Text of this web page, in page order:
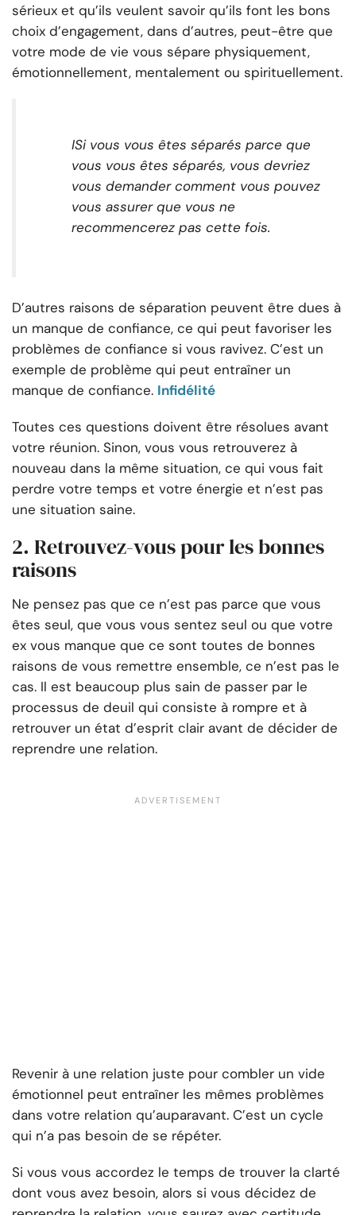
sérieux et qu’ils veulent savoir qu’ils font les bons
choix d’engagement, dans d’autres, peut-être que
votre mode de vie vous sépare physiquement,
émotionnellement, mentalement ou spirituellement.
ISi vous vous êtes séparés parce que
vous vous êtes séparés, vous devriez
vous demander comment vous pouvez
vous assurer que vous ne
recommencerez pas cette fois.
D’autres raisons de séparation peuvent être dues à
un manque de confiance, ce qui peut favoriser les
problèmes de confiance si vous ravivez. C’est un
exemple de problème qui peut entraîner un
manque de confiance. Infidélité
Toutes ces questions doivent être résolues avant
votre réunion. Sinon, vous vous retrouverez à
nouveau dans la même situation, ce qui vous fait
perdre votre temps et votre énergie et n’est pas
une situation saine.
2. Retrouvez-vous pour les bonnes
raisons
Ne pensez pas que ce n’est pas parce que vous
êtes seul, que vous vous sentez seul ou que votre
ex vous manque que ce sont toutes de bonnes
raisons de vous remettre ensemble, ce n’est pas le
cas. Il est beaucoup plus sain de passer par le
processus de deuil qui consiste à rompre et à
retrouver un état d’esprit clair avant de décider de
reprendre une relation.
Revenir à une relation juste pour combler un vide
émotionnel peut entraîner les mêmes problèmes
dans votre relation qu’auparavant. C’est un cycle
qui n’a pas besoin de se répéter.
Si vous vous accordez le temps de trouver la clarté
dont vous avez besoin, alors si vous décidez de